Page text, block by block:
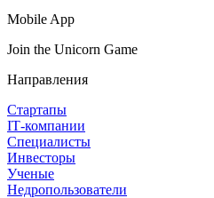
Mobile App
Join the Unicorn Game
Направления
Стартапы
IT‑компании
Специалисты
Инвесторы
Ученые
Недропользователи